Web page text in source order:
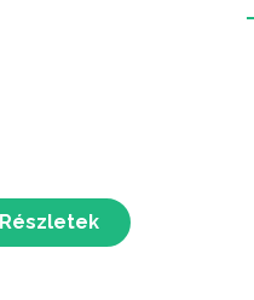
Részletek